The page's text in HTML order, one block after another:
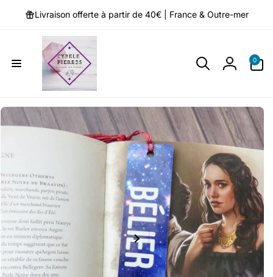
passer Livraison offerte à partir de 40€ | France & Outre-mer
0
0 article